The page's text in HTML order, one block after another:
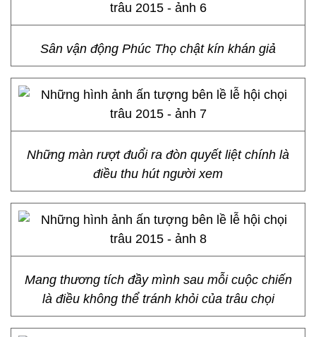
Sân vận động Phúc Thọ chật kín khán giả
Những màn rượt đuổi ra đòn quyết liệt chính là
điều thu hút người xem
Mang thương tích đầy mình sau mỗi cuộc chiến
là điều không thể tránh khỏi của trâu chọi